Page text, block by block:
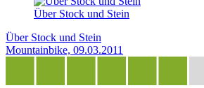
Über Stock und Stein
Über Stock und Stein
Mountainbike, 09.03.2011